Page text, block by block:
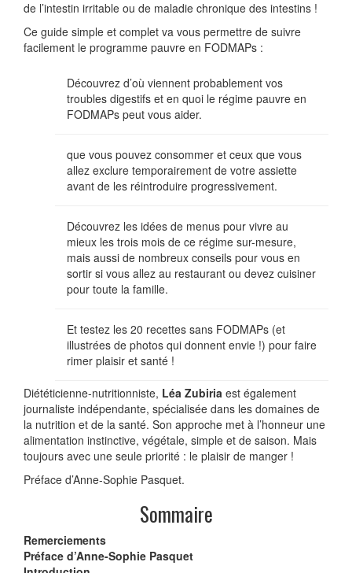
de l’intestin irritable ou de maladie chronique des intestins !
Ce guide simple et complet va vous permettre de suivre
facilement le programme pauvre en FODMAPs :
Découvrez d’où viennent probablement vos
troubles digestifs et en quoi le régime pauvre en
FODMAPs peut vous aider.
que vous pouvez consommer et ceux que vous
allez exclure temporairement de votre assiette
avant de les réintroduire progressivement.
Découvrez les idées de menus pour vivre au
mieux les trois mois de ce régime sur-mesure,
mais aussi de nombreux conseils pour vous en
sortir si vous allez au restaurant ou devez cuisiner
pour toute la famille.
Et testez les 20 recettes sans FODMAPs (et
illustrées de photos qui donnent envie !) pour faire
rimer plaisir et santé !
Diététicienne-nutritionniste, Léa Zubiria est également
journaliste indépendante, spécialisée dans les domaines de
la nutrition et de la santé. Son approche met à l’honneur une
alimentation instinctive, végétale, simple et de saison. Mais
toujours avec une seule priorité : le plaisir de manger !
Préface d’Anne-Sophie Pasquet.
Sommaire
Remerciements
Préface d’Anne-Sophie Pasquet